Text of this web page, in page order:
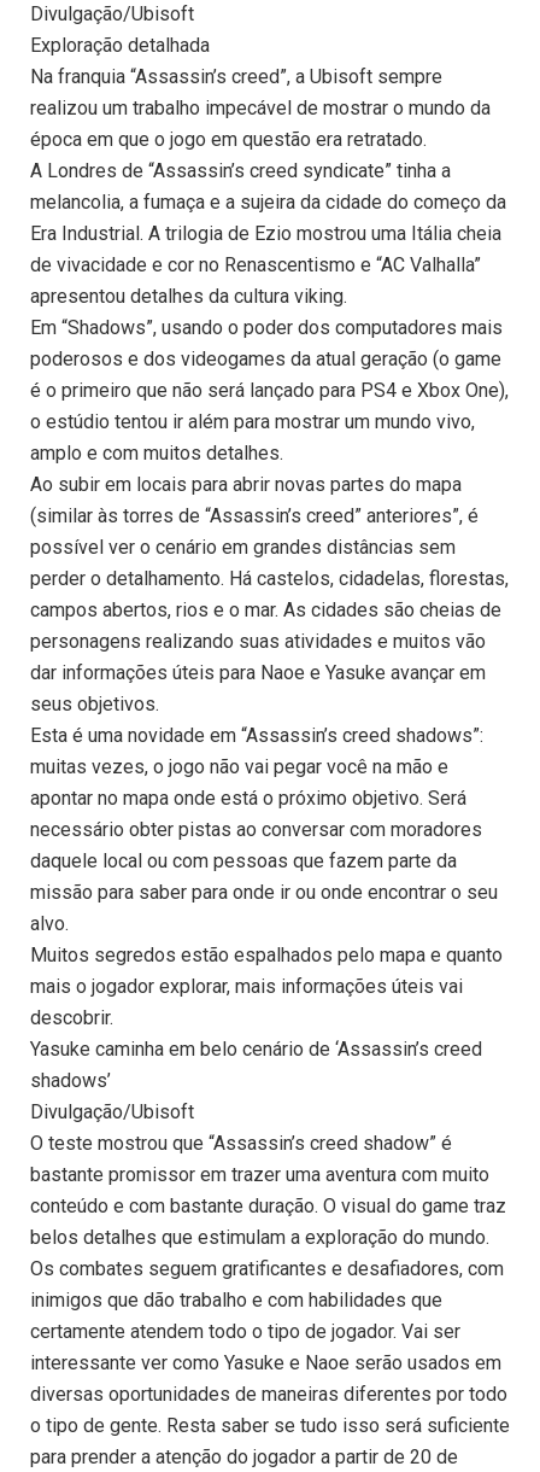
Divulgação/Ubisoft
Exploração detalhada
Na franquia “Assassin’s creed”, a Ubisoft sempre
realizou um trabalho impecável de mostrar o mundo da
época em que o jogo em questão era retratado.
A Londres de “Assassin’s creed syndicate” tinha a
melancolia, a fumaça e a sujeira da cidade do começo da
Era Industrial. A trilogia de Ezio mostrou uma Itália cheia
de vivacidade e cor no Renascentismo e “AC Valhalla”
apresentou detalhes da cultura viking.
Em “Shadows”, usando o poder dos computadores mais
poderosos e dos videogames da atual geração (o game
é o primeiro que não será lançado para PS4 e Xbox One),
o estúdio tentou ir além para mostrar um mundo vivo,
amplo e com muitos detalhes.
Ao subir em locais para abrir novas partes do mapa
(similar às torres de “Assassin’s creed” anteriores”, é
possível ver o cenário em grandes distâncias sem
perder o detalhamento. Há castelos, cidadelas, florestas,
campos abertos, rios e o mar. As cidades são cheias de
personagens realizando suas atividades e muitos vão
dar informações úteis para Naoe e Yasuke avançar em
seus objetivos.
Esta é uma novidade em “Assassin’s creed shadows”:
muitas vezes, o jogo não vai pegar você na mão e
apontar no mapa onde está o próximo objetivo. Será
necessário obter pistas ao conversar com moradores
daquele local ou com pessoas que fazem parte da
missão para saber para onde ir ou onde encontrar o seu
alvo.
Muitos segredos estão espalhados pelo mapa e quanto
mais o jogador explorar, mais informações úteis vai
descobrir.
Yasuke caminha em belo cenário de ‘Assassin’s creed
shadows’
Divulgação/Ubisoft
O teste mostrou que “Assassin’s creed shadow” é
bastante promissor em trazer uma aventura com muito
conteúdo e com bastante duração. O visual do game traz
belos detalhes que estimulam a exploração do mundo.
Os combates seguem gratificantes e desafiadores, com
inimigos que dão trabalho e com habilidades que
certamente atendem todo o tipo de jogador. Vai ser
interessante ver como Yasuke e Naoe serão usados em
diversas oportunidades de maneiras diferentes por todo
o tipo de gente. Resta saber se tudo isso será suficiente
para prender a atenção do jogador a partir de 20 de